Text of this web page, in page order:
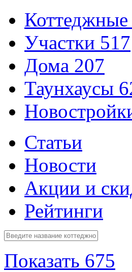
Коттеджные
Участки 517
Дома 207
Таунхаусы
Статьи
Новости
Акции и
Рейтинги
Показать 675